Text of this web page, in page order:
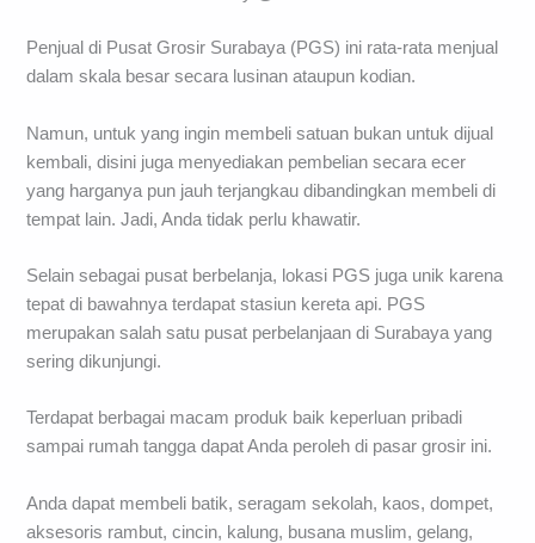
Penjual di Pusat Grosir Surabaya (PGS) ini rata-rata menjual
dalam skala besar secara lusinan ataupun kodian.
Namun, untuk yang ingin membeli satuan bukan untuk dijual
kembali, disini juga menyediakan pembelian secara ecer
yang harganya pun jauh terjangkau dibandingkan membeli di
tempat lain. Jadi, Anda tidak perlu khawatir.
Selain sebagai pusat berbelanja, lokasi PGS juga unik karena
tepat di bawahnya terdapat stasiun kereta api. PGS
merupakan salah satu pusat perbelanjaan di Surabaya yang
sering dikunjungi.
Terdapat berbagai macam produk baik keperluan pribadi
sampai rumah tangga dapat Anda peroleh di pasar grosir ini.
Anda dapat membeli batik, seragam sekolah, kaos, dompet,
aksesoris rambut, cincin, kalung, busana muslim, gelang,